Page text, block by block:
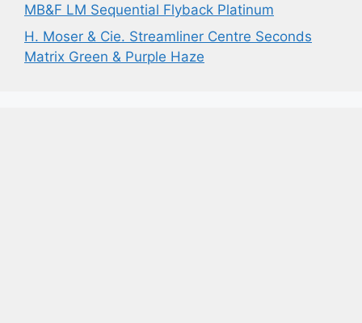
MB&F LM Sequential Flyback Platinum
H. Moser & Cie. Streamliner Centre Seconds
Matrix Green & Purple Haze